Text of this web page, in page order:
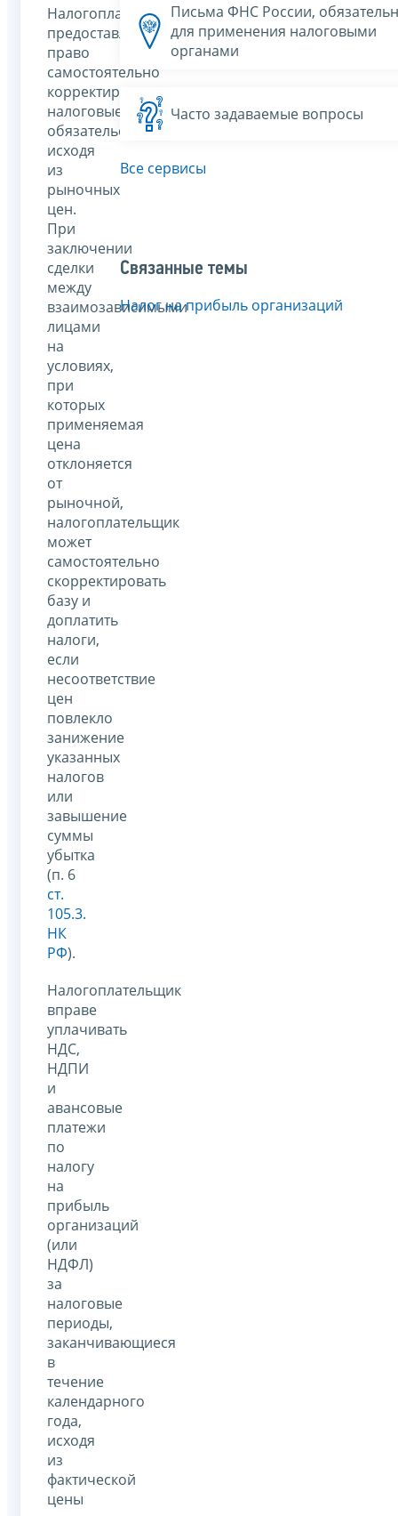
Налогоплательщикам
предоставляется
право
самостоятельно
корректировать
налоговые
обязательства
исходя
из
рыночных
цен.
При
заключении
сделки
между
взаимозависимыми
лицами
на
условиях,
при
которых
применяемая
цена
отклоняется
от
рыночной,
налогоплательщик
может
самостоятельно
скорректировать
базу и
доплатить
налоги,
если
несоответствие
цен
повлекло
занижение
указанных
налогов
или
завышение
суммы
убытка
(п. 6
ст.
105.3.
НК
РФ).
Налогоплательщик
вправе
уплачивать
НДС,
НДПИ
и
авансовые
платежи
по
налогу
на
прибыль
организаций
(или
НДФЛ)
за
налоговые
периоды,
заканчивающиеся
в
течение
календарного
года,
исходя
из
фактической
цены
Письма ФНС России,
для применения налоговыми
органами
Часто задаваемые вопросы
Все сервисы
Связанные темы
Налог на прибыль организаций